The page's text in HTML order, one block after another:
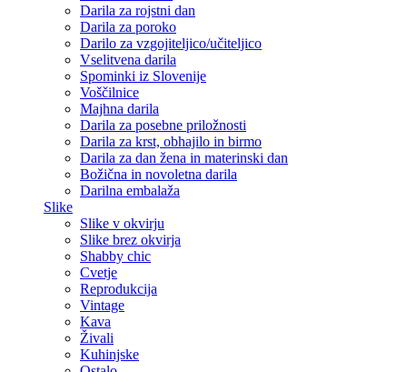
Darila za rojstni dan
Darila za poroko
Darilo za vzgojiteljico/učiteljico
Vselitvena darila
Spominki iz Slovenije
Voščilnice
Majhna darila
Darila za posebne priložnosti
Darila za krst, obhajilo in birmo
Darila za dan žena in materinski dan
Božična in novoletna darila
Darilna embalaža
Slike
Slike v okvirju
Slike brez okvirja
Shabby chic
Cvetje
Reprodukcija
Vintage
Kava
Živali
Kuhinjske